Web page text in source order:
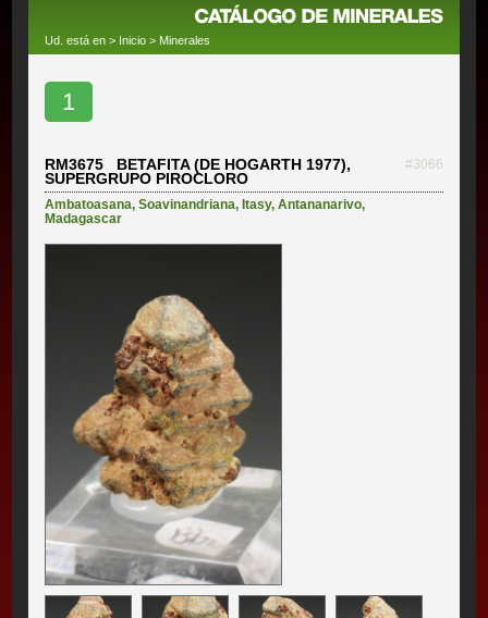
Ud. está en > Inicio > Minerales
1
RM3675 BETAFITA (DE HOGARTH 1977),
SUPERGRUPO PIROCLORO
#3066
Ambatoasana,Soavinandriana,Itasy,Antananarivo,
Madagascar